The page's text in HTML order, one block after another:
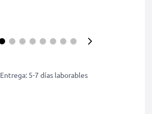
Entrega: 5-7 días laborables